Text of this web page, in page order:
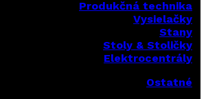
Produkčná technika
Vysielačky
Stany
Stoly & Stoličky
Elektrocentrály
Ostatné